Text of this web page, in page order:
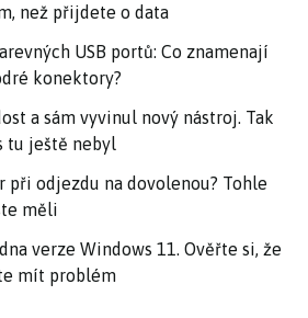
než přijdete o data
USB portů: Co znamenají
konektory?
a sám vyvinul nový nástroj. Tak
tu ještě nebyl
při odjezdu na dovolenou? Tohle
měli
verze Windows 11. Ověřte si, že
mít problém